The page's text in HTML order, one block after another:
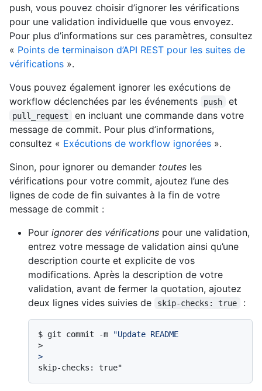
push, vous pouvez choisir d’ignorer les vérifications
pour une validation individuelle que vous envoyez.
Pour plus d’informations sur ces paramètres, consultez
« Points de terminaison d’API REST pour les suites de
vérifications ».
Vous pouvez également ignorer les exécutions de
workflow déclenchées par les événements
push et
pull_request
en incluant une commande dans votre
message de commit. Pour plus d’informations,
consultez « Exécutions de workflow ignorées ».
Sinon, pour ignorer ou demander toutes les
vérifications pour votre commit, ajoutez l’une des
lignes de code de fin suivantes à la fin de votre
message de commit :
Pour ignorer des vérifications pour une validation,
entrez votre message de validation ainsi qu’une
description courte et explicite de vos
modifications. Après la description de votre
validation, avant de fermer la quotation, ajoutez
deux lignes vides suivies de
skip-checks: true :
$ git commit -m
"Update README
>
>